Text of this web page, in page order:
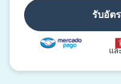
รับอัต
แล